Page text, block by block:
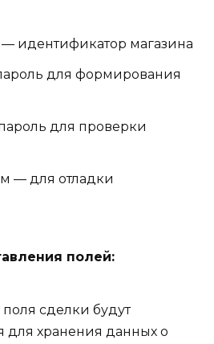
идентификатор магазина
для формирования
для проверки
— для отладки
полей:
сделки будут
для хранения данных о